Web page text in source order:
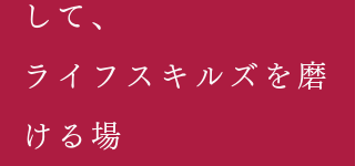
して、
ライフスキルズを磨
ける場